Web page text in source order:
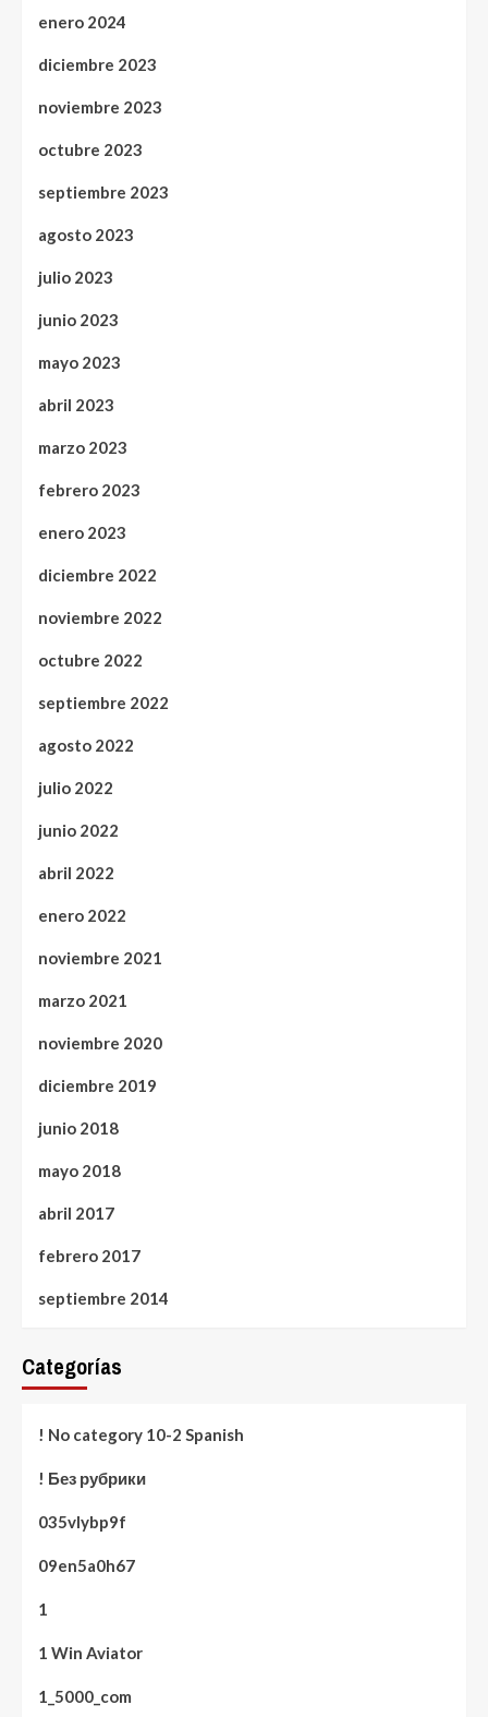
enero 2024
diciembre 2023
noviembre 2023
octubre 2023
septiembre 2023
agosto 2023
julio 2023
junio 2023
mayo 2023
abril 2023
marzo 2023
febrero 2023
enero 2023
diciembre 2022
noviembre 2022
octubre 2022
septiembre 2022
agosto 2022
julio 2022
junio 2022
abril 2022
enero 2022
noviembre 2021
marzo 2021
noviembre 2020
diciembre 2019
junio 2018
mayo 2018
abril 2017
febrero 2017
septiembre 2014
Categorías
! No category 10-2 Spanish
! Без рубрики
035vlybp9f
09en5a0h67
1
1 Win Aviator
1_5000_com